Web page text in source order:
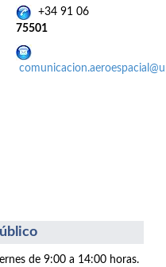
+34 91 06
75501
de 9:00 a 14:00 horas.